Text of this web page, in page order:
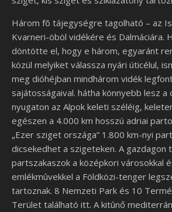
Három fõ tájegységre tagolható – az
Kvarneri-öböl vidékére és Dalmáciára.
döntötte el, hogy e három, egyaránt
közül melyiket válassza nyári úticélul,
meg dióhéjban mindhárom vidék
sajátosságaival. hátha könnyebb lesz a
nyugaton az Alpok keleti széléig,
egészen a 4.000 km hosszú adriai
„Ezer sziget országa” 1.800 km-nyi
dicsekedhet a szigeteken. A gazdagon
partszakaszok a középkori városokkal
emlékmûvekkel a Földközi-tenger
tartoznak. 8 Nemzeti Park és 10
Terület található itt. A kitûnő